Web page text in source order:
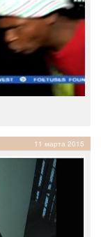
11 марта 2015